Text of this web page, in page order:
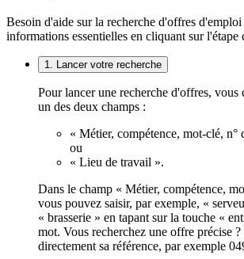
Besoin d'aide sur la recherche d'offres d'emploi
informations essentielles en cliquant sur l'étape
1. Lancer votre recherche
Pour lancer une recherche d'offres, vous
un des deux champs :
« Métier, compétence, mot-clé, n°
ou
« Lieu de travail ».
Dans le champ « Métier, compétence,
vous pouvez saisir, par exemple, «
« brasserie » en tapant sur la touche «
mot. Vous recherchez une offre précise ?
directement sa référence, par exemple